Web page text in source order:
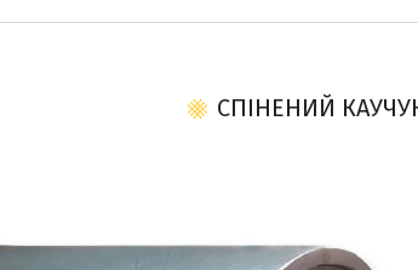
СПІНЕНИЙ